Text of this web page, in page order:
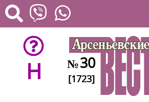
H №30
[1723]